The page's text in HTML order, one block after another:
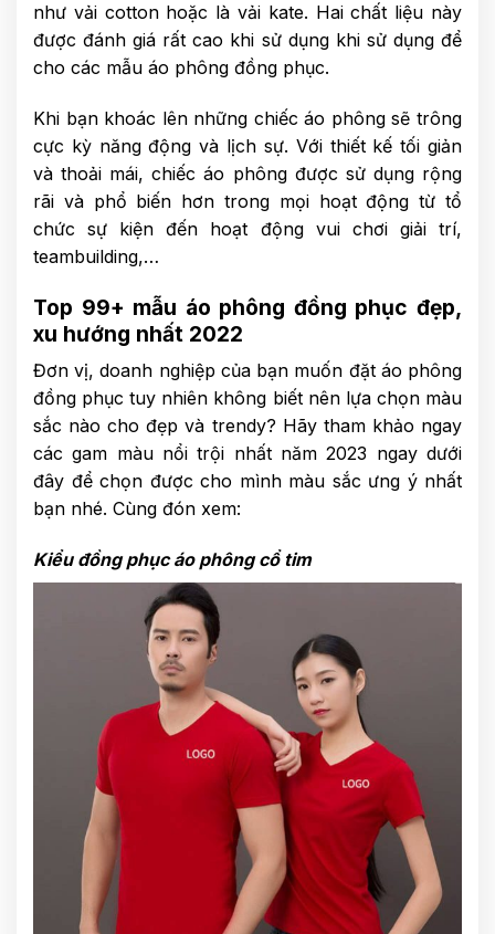
như vải cotton hoặc là vải kate. Hai chất liệu này
được đánh giá rất cao khi sử dụng khi sử dụng để
cho các mẫu áo phông đồng phục.
Khi bạn khoác lên những chiếc áo phông sẽ trông
cực kỳ năng động và lịch sự. Với thiết kế tối giản
và thoải mái, chiếc áo phông được sử dụng rộng
rãi và phổ biến hơn trong mọi hoạt động từ tổ
chức sự kiện đến hoạt động vui chơi giải trí,
teambuilding,…
Top 99+ mẫu áo phông đồng phục đẹp,
xu hướng nhất 2022
Đơn vị, doanh nghiệp của bạn muốn đặt áo phông
đồng phục tuy nhiên không biết nên lựa chọn màu
sắc nào cho đẹp và trendy? Hãy tham khảo ngay
các gam màu nổi trội nhất năm 2023 ngay dưới
đây để chọn được cho mình màu sắc ưng ý nhất
bạn nhé. Cùng đón xem:
Kiểu đồng phục áo phông cổ tim